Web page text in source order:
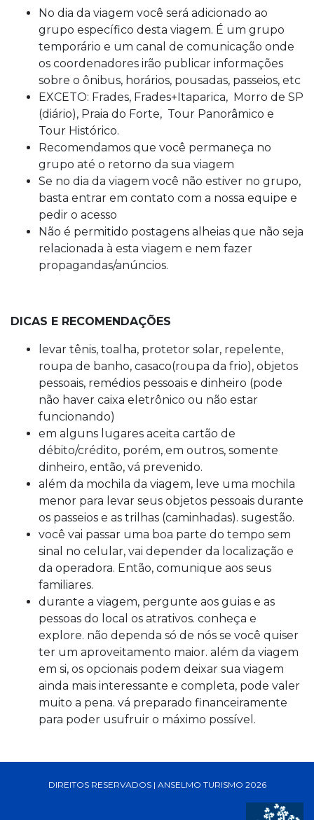
No dia da viagem você será adicionado ao
grupo específico desta viagem. É um grupo
temporário e um canal de comunicação onde
os coordenadores irão publicar informações
sobre o ônibus, horários, pousadas, passeios, etc
EXCETO: Frades, Frades+Itaparica, Morro de SP
(diário), Praia do Forte, Tour Panorâmico e
Tour Histórico.
Recomendamos que você permaneça no
grupo até o retorno da sua viagem
Se no dia da viagem você não estiver no grupo,
basta entrar em contato com a nossa equipe e
pedir o acesso
Não é permitido postagens alheias que não seja
relacionada à esta viagem e nem fazer
propagandas/anúncios.
DICAS E RECOMENDAÇÕES
levar tênis, toalha, protetor solar, repelente,
roupa de banho, casaco(roupa da frio), objetos
pessoais, remédios pessoais e dinheiro (pode
não haver caixa eletrônico ou não estar
funcionando)
em alguns lugares aceita cartão de
débito/crédito, porém, em outros, somente
dinheiro, então, vá prevenido.
além da mochila da viagem, leve uma mochila
menor para levar seus objetos pessoais durante
os passeios e as trilhas (caminhadas). sugestão.
você vai passar uma boa parte do tempo sem
sinal no celular, vai depender da localização e
da operadora. Então, comunique aos seus
familiares.
durante a viagem, pergunte aos guias e as
pessoas do local os atrativos. conheça e
explore. não dependa só de nós se você quiser
ter um aproveitamento maior. além da viagem
em si, os opcionais podem deixar sua viagem
ainda mais interessante e completa, pode valer
muito a pena. vá preparado financeiramente
para poder usufruir o máximo possível.
DIREITOS RESERVADOS | ANSELMO TURISMO 2026